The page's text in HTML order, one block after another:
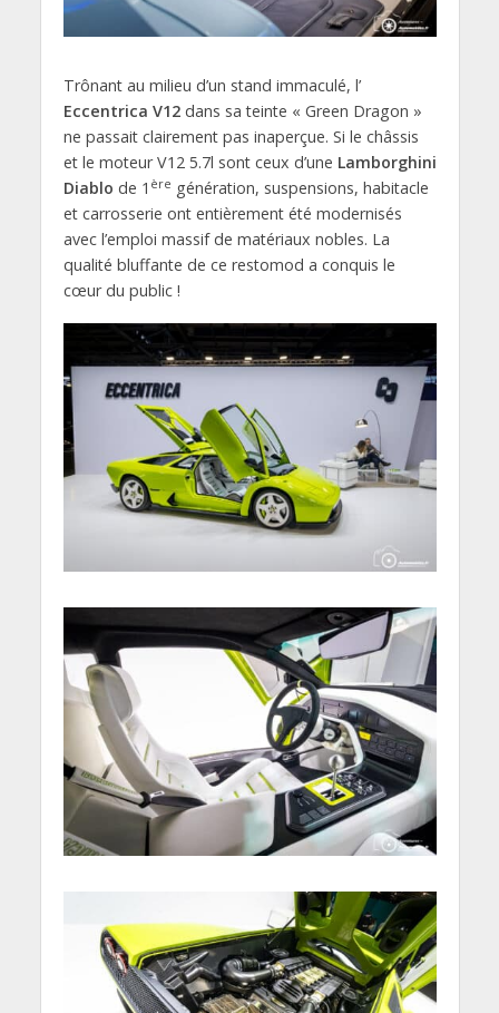
Trônant au milieu d’un stand immaculé, l’
Eccentrica V12dans sa teinte « Green Dragon »
ne passait clairement pas inaperçue. Si le châssis
et le moteur V12 5.7l sont ceux d’une Lamborghini
Diablo de 1 ère génération, suspensions, habitacle
et carrosserie ont entièrement été modernisés
avec l’emploi massif de matériaux nobles. La
qualité bluffante de ce restomod a conquis le
cœur du public !